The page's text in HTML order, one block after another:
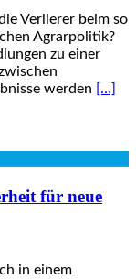
Verlierer beim so
Agrarpolitik?
zu einer
werden […]
für neue
in einem